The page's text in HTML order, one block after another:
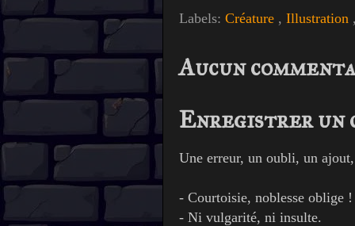
Labels: Créature , Illustration
Aucun
Enregistrer un
Une erreur, un oubli, un
- Courtoisie, noblesse oblige !
- Ni vulgarité, ni insulte.